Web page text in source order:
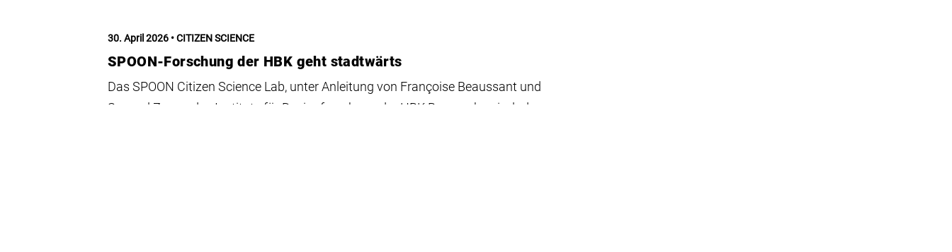
30. April 2026 CITIZEN SCIENCE
SPOON-Forschung der HBK geht stadtwärts
Das SPOON Citizen Science Lab, unter Anleitung von Françoise Beaussant und
Samuel Zonon des Instituts für Designforschung der HBK Braunschweig, lud